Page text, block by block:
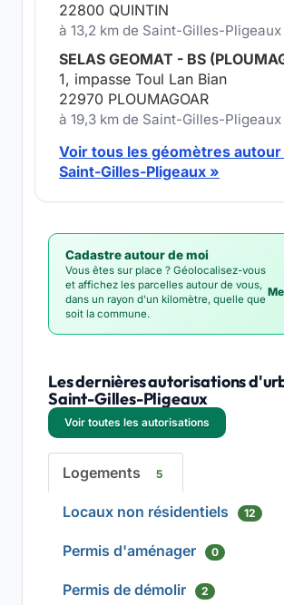
22800 QUINTIN
à 13,2 km de Saint-Gilles-Pligeaux
SELAS GEOMAT - BS
1, impasse Toul Lan Bian
22970 PLOUMAGOAR
à 19,3 km de Saint-Gilles-Pligeaux
Voir tous les géomètres autour
Saint-Gilles-Pligeaux »
Cadastre autour de moi
Vous êtes sur place ? Géolocalisez-vous
et affichez les parcelles autour de vous,
dans un rayon d'un kilomètre, quelle que
soit la commune.
Les dernières autorisations
Saint-Gilles-Pligeaux
Voir toutes les autorisations
Logements 5
Locaux non résidentiels 12
Permis d'aménager 0
Permis de démolir 2